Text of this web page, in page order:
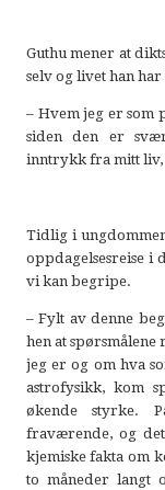
Guthu mener at
selv og livet han
– Hvem jeg er som
siden den er
inntrykk fra mitt liv,
Tidlig i
oppdagelsesreise i
vi kan begripe.
– Fylt av denne
hen at spørsmålene
jeg er og om hva
astrofysikk, kom
økende styrke.
fraværende, og
kjemiske fakta om
to måneder langt